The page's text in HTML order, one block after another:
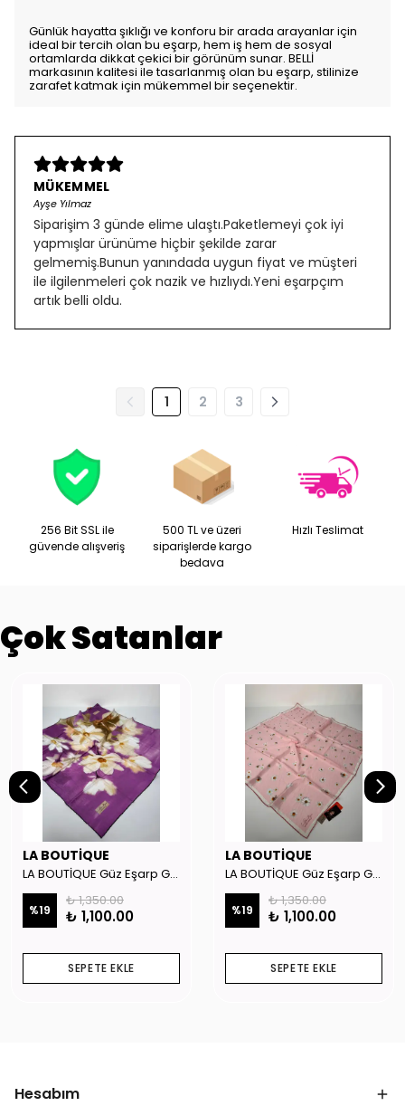
Günlük hayatta şıklığı ve konforu bir arada arayanlar için
ideal bir tercih olan bu eşarp, hem iş hem de sosyal
ortamlarda dikkat çekici bir görünüm sunar. BELLİ
markasının kalitesi ile tasarlanmış olan bu eşarp, stilinize
zarafet katmak için mükemmel bir seçenektir.
MÜKEMMEL
Ayşe Yılmaz
Siparişim 3 günde elime ulaştı.Paketlemeyi çok iyi
yapmışlar ürünüme hiçbir şekilde zarar
gelmemiş.Bunun yanındada uygun fiyat ve müşteri
ile ilgilenmeleri çok nazik ve hızlıydı.Yeni eşarpçım
artık belli oldu.
1 2 3
256 Bit SSL ile
güvende alışveriş
500 TL ve üzeri
siparişlerde kargo
bedava
Hızlı Teslimat
Çok Satanlar
LA BOUTİQUE
LA BOUTİQUE Güz Eşarp GYSE262908
%19
₺ 1,350.00
₺ 1,100.00
SEPETE EKLE
LA BOUTİQUE
LA BOUTİQUE Güz Eşarp GYSE130804
%19
₺ 1,350.00
₺ 1,100.00
SEPETE EKLE
Hesabım